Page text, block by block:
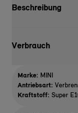
Beschreibung
Verbrauch
Marke: MINI
Antriebsart:
Kraftstoff: Super